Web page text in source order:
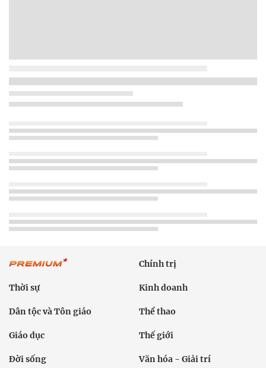
Chính trị
Thời sự Kinh doanh
Dân tộc và Tôn giáo Thể thao
Giáo dục Thế giới
Đời sống Văn hóa - Giải trí